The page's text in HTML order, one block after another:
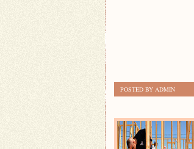
POSTED BY ADMIN